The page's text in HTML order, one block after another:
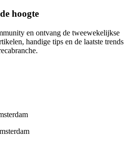
hoogte
en ontvang de tweewekelijkse
handige tips en de laatste trends